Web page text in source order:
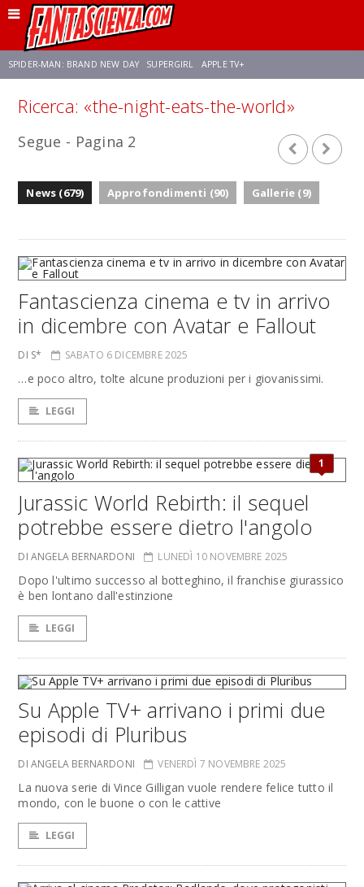
SPIDER-MAN: BRAND NEW DAY SUPERGIRL APPLE TV+
ZENDAYA
Ricerca: «the-night-eats-the-world»
Segue - Pagina 2
News (679) Approfondimenti (90) Gallerie (9)
Fantascienza cinema e tv in arrivo
in dicembre con Avatar e Fallout
DI S* SABATO 6 DICEMBRE 2025
…e poco altro, tolte alcune produzioni per i giovanissimi.
LEGGI
1
Jurassic World Rebirth: il sequel
potrebbe essere dietro l'angolo
DI ANGELA BERNARDONI LUNEDÌ 10 NOVEMBRE 2025
Dopo l'ultimo successo al botteghino, il franchise giurassico
è ben lontano dall'estinzione
LEGGI
Su Apple TV+ arrivano i primi due
episodi di Pluribus
DI ANGELA BERNARDONI VENERDÌ 7 NOVEMBRE 2025
La nuova serie di Vince Gilligan vuole rendere felice tutto il
mondo, con le buone o con le cattive
LEGGI